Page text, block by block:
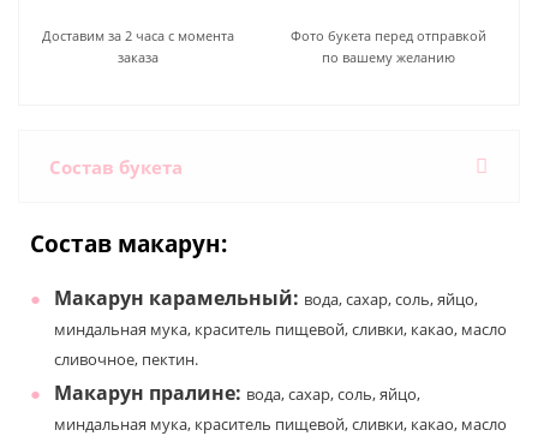
Доставим за 2 часа с момента
заказа
Фото букета перед отправкой
по вашему желанию
Состав букета
Состав макарун:
Макарун карамельный: вода, сахар, соль, яйцо,
миндальная мука, краситель пищевой, сливки, какао, масло
сливочное, пектин.
Макарун пралине: вода, сахар, соль, яйцо,
миндальная мука, краситель пищевой, сливки, какао, масло